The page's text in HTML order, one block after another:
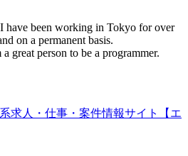
been working in Tokyo for over
on a permanent basis.
great person to be a programmer.
求人・仕事・案件情報サイト【エ